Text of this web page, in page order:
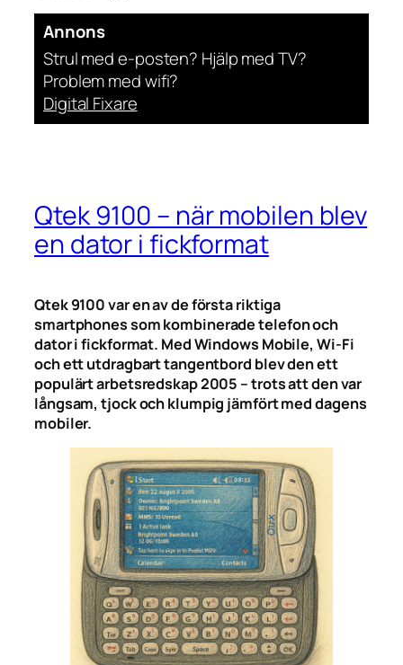
Annons
Strul med e-posten? Hjälp med TV?
Problem med wifi?
Digital Fixare
Qtek 9100 – när mobilen blev
en dator i fickformat
Qtek 9100 var en av de första riktiga
smartphones som kombinerade telefon och
dator i fickformat. Med Windows Mobile, Wi-Fi
och ett utdragbart tangentbord blev den ett
populärt arbetsredskap 2005 – trots att den var
långsam, tjock och klumpig jämfört med dagens
mobiler.